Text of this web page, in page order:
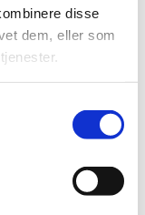
disse
dem, eller som
er det
er stadig
og kaniner